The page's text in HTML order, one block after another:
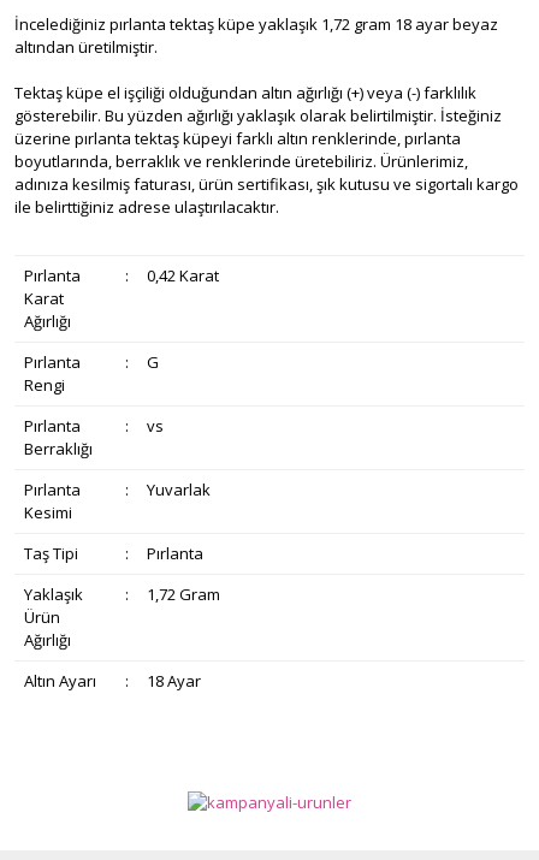
İncelediğiniz pırlanta tektaş küpe yaklaşık 1,72 gram 18 ayar beyaz
altından üretilmiştir.
Tektaş küpe el işçiliği olduğundan altın ağırlığı (+) veya (-) farklılık
gösterebilir. Bu yüzden ağırlığı yaklaşık olarak belirtilmiştir. İsteğiniz
üzerine pırlanta tektaş küpeyi farklı altın renklerinde, pırlanta
boyutlarında, berraklık ve renklerinde üretebiliriz. Ürünlerimiz,
adınıza kesilmiş faturası, ürün sertifikası, şık kutusu ve sigortalı kargo
ile belirttiğiniz adrese ulaştırılacaktır.
Pırlanta
Karat
Ağırlığı
: 0,42 Karat
Pırlanta
Rengi
: G
Pırlanta
Berraklığı
: vs
Pırlanta
Kesimi
: Yuvarlak
Taş Tipi :
Pırlanta
Yaklaşık
Ürün
Ağırlığı
: 1,72 Gram
Altın Ayarı : 18 Ayar
Bu ürüne ilk yorumu siz yapın!
kullanarak tarafımıza iletebilirsiniz.
Ürün hakkında henüz soru sorulmamış.